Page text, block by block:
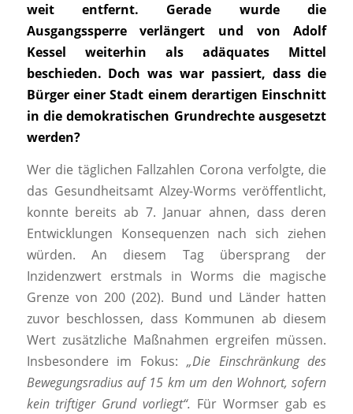
weit entfernt. Gerade wurde die
Ausgangssperre verlängert und von Adolf
Kessel weiterhin als adäquates Mittel
beschieden. Doch was war passiert, dass die
Bürger einer Stadt einem derartigen Einschnitt
in die demokratischen Grundrechte ausgesetzt
werden?
Wer die täglichen Fallzahlen Corona verfolgte, die
das Gesundheitsamt Alzey-Worms veröffentlicht,
konnte bereits ab 7. Januar ahnen, dass deren
Entwicklungen Konsequenzen nach sich ziehen
würden. An diesem Tag übersprang der
Inzidenzwert erstmals in Worms die magische
Grenze von 200 (202). Bund und Länder hatten
zuvor beschlossen, dass Kommunen ab diesem
Wert zusätzliche Maßnahmen ergreifen müssen.
Insbesondere im Fokus: „Die Einschränkung des
Bewegungsradius auf 15 km um den Wohnort, sofern
kein triftiger Grund vorliegt“. Für Wormser gab es